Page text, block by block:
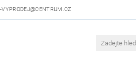
VYPRODEJ@CENTRUM.CZ